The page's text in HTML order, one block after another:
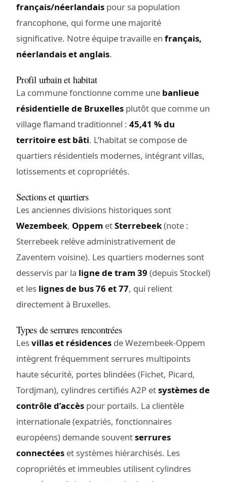
français/néerlandais pour sa population
francophone, qui forme une majorité
significative. Notre équipe travaille en français,
néerlandais et anglais.
Profil urbain et habitat
La commune fonctionne comme une banlieue
résidentielle de Bruxelles plutôt que comme un
village flamand traditionnel : 45,41 % du
territoire est bâti. L’habitat se compose de
quartiers résidentiels modernes, intégrant villas,
lotissements et copropriétés.
Sections et quartiers
Les anciennes divisions historiques sont
Wezembeek, Oppem etSterrebeek(note :
Sterrebeek relève administrativement de
Zaventem voisine). Les quartiers modernes sont
desservis par la ligne de tram 39 (depuis Stockel)
et les lignes de bus 76 et 77, qui relient
directement à Bruxelles.
Types de serrures rencontrées
Lesvillas et résidences de Wezembeek-Oppem
intègrent fréquemment serrures multipoints
haute sécurité, portes blindées (Fichet, Picard,
Tordjman), cylindres certifiés A2P etsystèmes de
contrôle d’accès pour portails. La clientèle
internationale (expatriés, fonctionnaires
européens) demande souventserrures
connectées et systèmes hiérarchisés. Les
copropriétés et immeubles utilisent cylindres